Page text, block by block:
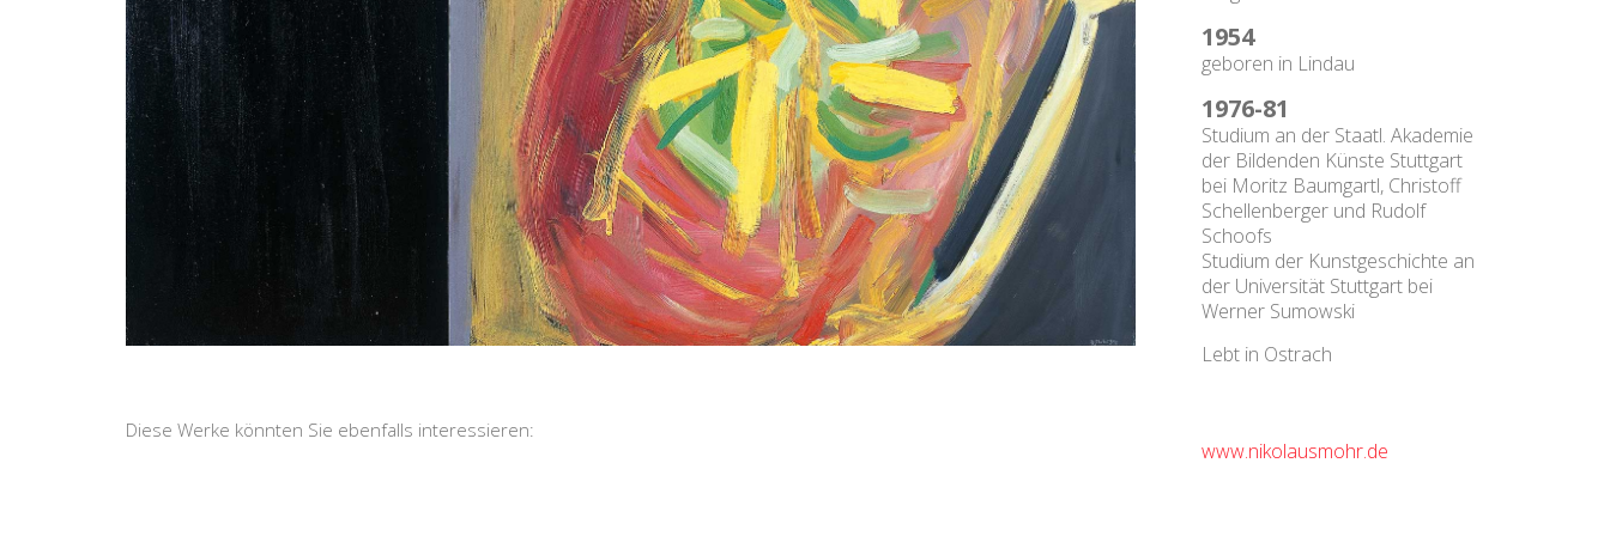
Diese Werke könnten Sie ebenfalls interessieren:
1954
geboren in Lindau
1976-81
Studium an der Staatl. Akademie
der Bildenden Künste Stuttgart
bei Moritz Baumgartl, Christoff
Schellenberger und Rudolf
Schoofs
Studium der Kunstgeschichte an
der Universität Stuttgart bei
Werner Sumowski
Lebt in Ostrach
www.nikolausmohr.de